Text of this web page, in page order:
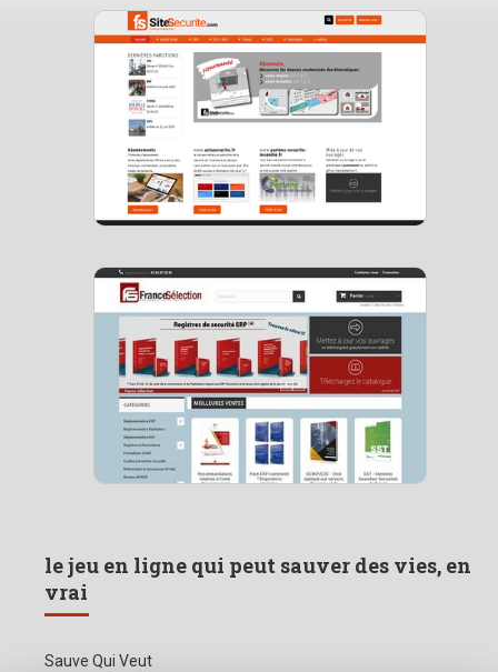
le jeu en ligne qui peut sauver des vies, en
vrai
Sauve Qui Veut